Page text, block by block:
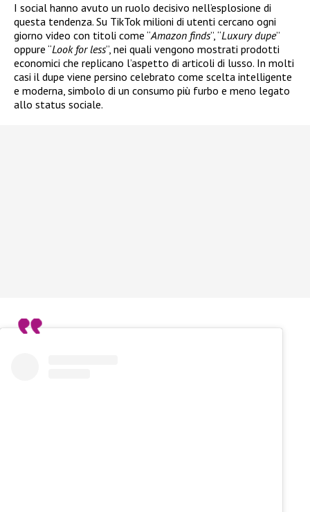
I social hanno avuto un ruolo decisivo nell’esplosione di
questa tendenza. Su TikTok milioni di utenti cercano ogni
giorno video con titoli come “Amazon finds”, “Luxury dupe”
oppure “Look for less”, nei quali vengono mostrati prodotti
economici che replicano l’aspetto di articoli di lusso. In molti
casi il dupe viene persino celebrato come scelta intelligente
e moderna, simbolo di un consumo più furbo e meno legato
allo status sociale.